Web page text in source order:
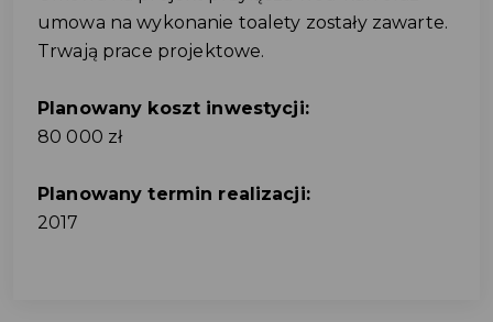
umowa na wykonanie toalety zostały zawarte.
Trwają prace projektowe.
Planowany koszt inwestycji:
80 000 zł
Planowany termin realizacji:
2017